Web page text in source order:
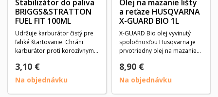
Stabilizátor do paliva
BRIGGS&STRATTON
FUEL FIT 100ML
Udržuje karburátor čistý pre
ľahké štartovanie. Chráni
karburátor proti korozívnym
3,10 €
Na objednávku
Olej na mazanie lišty
a reťaze HUSQVARNA
X-GUARD BIO 1L
X-GUARD Bio olej vyvinutý
spoločnosťou Husqvarna je
prvotriedny olej na mazanie
8,90 €
Na objednávku